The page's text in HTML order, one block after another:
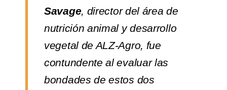
Savage, director del área de
nutrición animal y desarrollo
vegetal de ALZ-Agro, fue
contundente al evaluar las
bondades de estos dos